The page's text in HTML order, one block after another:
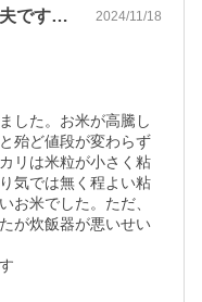
買って損はない。農家さん大丈夫ですか？ 2024/11/18
した。お米が高騰し
殆ど値段が変わらず
リは米粒が小さく粘
気では無く程よい粘
お米でした。ただ、
が炊飯器が悪いせい